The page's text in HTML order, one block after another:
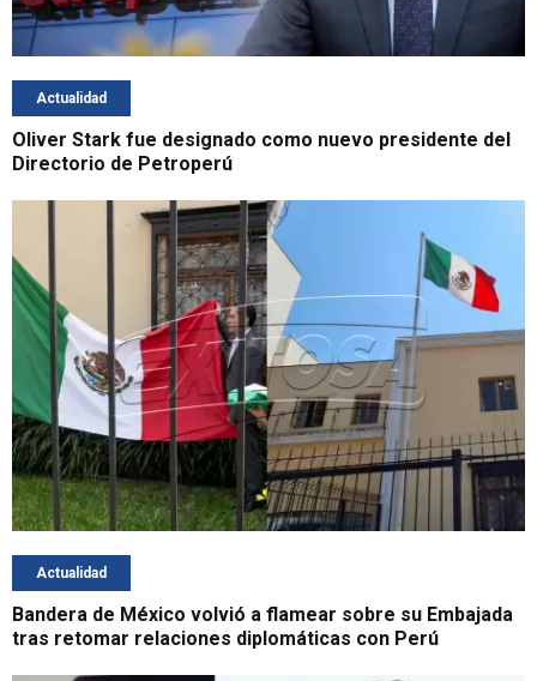
Actualidad
Oliver Stark fue designado como nuevo presidente del
Directorio de Petroperú
Actualidad
Bandera de México volvió a flamear sobre su Embajada
tras retomar relaciones diplomáticas con Perú